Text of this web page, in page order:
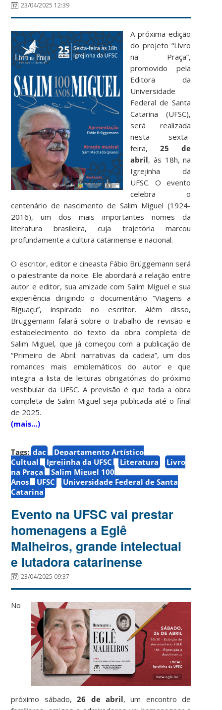
23/04/2025 12:39
A próxima edição
do projeto “Livro
na Praça”,
promovido pela
Editora da
Universidade
Federal de Santa
Catarina (UFSC),
será realizada
nesta sexta-
feira,25 de
abril, às 18h, na
Igrejinha da
UFSC. O evento
celebra o
centenário de nascimento de Salim Miguel (1924-
2016), um dos mais importantes nomes da
literatura brasileira, cuja trajetória marcou
profundamente a cultura catarinense e nacional.
O escritor, editor e cineasta Fábio Brüggemann será
o palestrante da noite. Ele abordará a relação entre
autor e editor, sua amizade com Salim Miguel e sua
experiência dirigindo o documentário “Viagens a
Biguaçu”, inspirado no escritor. Além disso,
Brüggemann falará sobre o trabalho de revisão e
estabelecimento do texto da obra completa de
Salim Miguel, que já começou com a publicação de
“Primeiro de Abril: narrativas da cadeia”, um dos
romances mais emblemáticos do autor e que
integra a lista de leituras obrigatórias do próximo
vestibular da UFSC. A previsão é que toda a obra
completa de Salim Miguel seja publicada até o final
de 2025.
(mais…)
Tags: dac
Departamento Artístico
Cultual
Igrejinha da UFSC Literatura
Livro
na Praça
Salim Miguel 100
Anos
UFSC
Universidade Federal de Santa
Catarina
Evento na UFSC vai prestar
homenagens a Eglê
Malheiros, grande intelectual
e lutadora catarinense
23/04/2025 09:37
No
próximo sábado,26 de abril, um encontro de